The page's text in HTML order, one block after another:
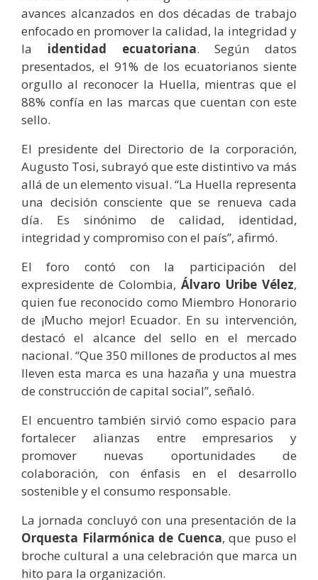
avances alcanzados en dos décadas de trabajo
enfocado en promover la calidad, la integridad y
la identidad ecuatoriana. Según datos
presentados, el 91% de los ecuatorianos siente
orgullo al reconocer la Huella, mientras que el
88% confía en las marcas que cuentan con este
sello.
El presidente del Directorio de la corporación,
Augusto Tosi, subrayó que este distintivo va más
allá de un elemento visual. “La Huella representa
una decisión consciente que se renueva cada
día. Es sinónimo de calidad, identidad,
integridad y compromiso con el país”, afirmó.
El foro contó con la participación del
expresidente de Colombia, Álvaro Uribe Vélez,
quien fue reconocido como Miembro Honorario
de ¡Mucho mejor! Ecuador. En su intervención,
destacó el alcance del sello en el mercado
nacional. “Que 350 millones de productos al mes
lleven esta marca es una hazaña y una muestra
de construcción de capital social”, señaló.
El encuentro también sirvió como espacio para
fortalecer alianzas entre empresarios y
promover nuevas oportunidades de
colaboración, con énfasis en el desarrollo
sostenible y el consumo responsable.
La jornada concluyó con una presentación de la
Orquesta Filarmónica de Cuenca, que puso el
broche cultural a una celebración que marca un
hito para la organización.